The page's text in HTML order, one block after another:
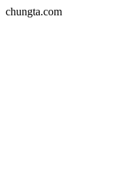
chungta.com